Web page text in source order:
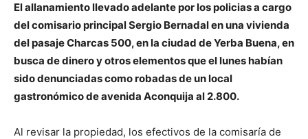
El allanamiento llevado adelante por los policias a cargo
del comisario principal Sergio Bernadal en una vivienda
del pasaje Charcas 500, en la ciudad de Yerba Buena, en
busca de dinero y otros elementos que el lunes habían
sido denunciadas como robadas de un local
gastronómico de avenida Aconquija al 2.800.
Al revisar la propiedad, los efectivos de la comisaría de